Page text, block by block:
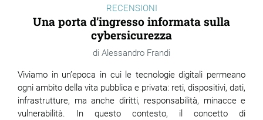
RECENSIONI
Una porta d’ingresso informata sulla
cybersicurezza
Alessandro Frandi
Viviamo in un’epoca in cui le tecnologie digitali permeano
ogni ambito della vita pubblica e privata: reti, dispositivi, dati,
infrastrutture, ma anche diritti, responsabilità, minacce e
vulnerabilità. In questo contesto, il concetto di